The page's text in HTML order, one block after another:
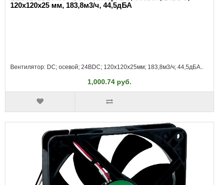
120x120x25 мм, 183,8м3/ч, 44,5дБА
Вентилятор: DC; осевой; 24ВDC; 120x120x25мм; 183,8м3/ч; 44,5дБА..
1,000.74 руб.